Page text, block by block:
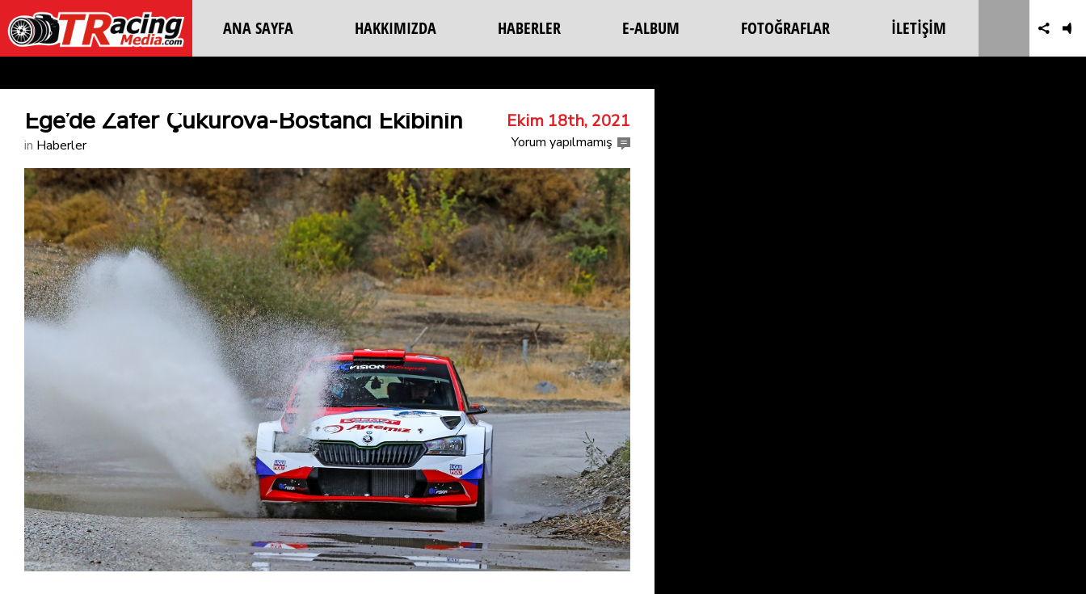
ANA SAYFA HAKKIMIZDA HABERLER E-ALBUM FOTOĞRAFLAR İLETİŞİM
Ekim 18th, 2021
Yorum yapılmamış
Ege’de Zafer Çukurova-Bostancı Ekibinin
in Haberler